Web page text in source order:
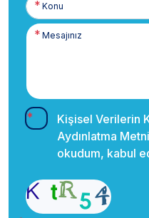
Kişisel Verilerin
Aydınlatma
okudum, kabul